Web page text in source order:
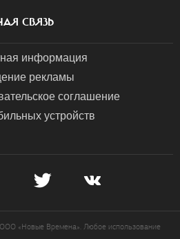
СВЯЗЬ
информация
рекламы
соглашение
устройств
«Новые Времена». Любое использование